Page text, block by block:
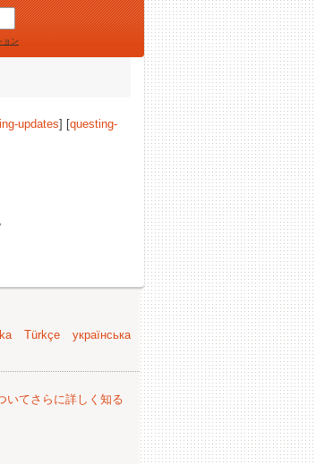
ョン
updates] [questing-
Türkçe
українська
いてさらに詳しく知る